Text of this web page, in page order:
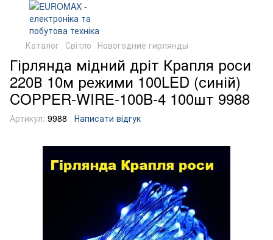
Каталог Світло Новогодние гирлянды
Гірлянда мідний дріт Крапля роси
220В 10м режими 100LED (синій)
COPPER-WIRE-100B-4 100шт 9988
Артикул: 9988 Написати відгук